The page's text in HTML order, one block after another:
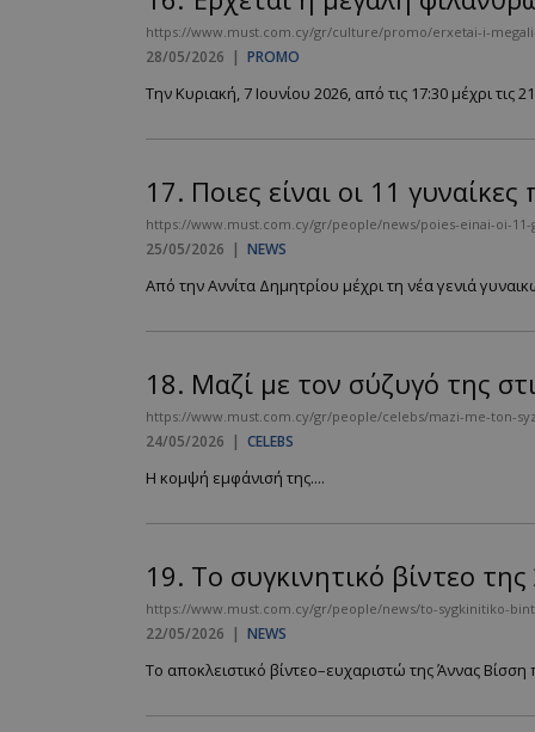
https://www.must.com.cy/gr/culture/promo/erxetai-i-
28/05/2026 | PROMO
Την Κυριακή, 7 Ιουνίου 2026, από τις 17:30 μέχρι
17. Ποιες είναι οι 11
https://www.must.com.cy/gr/people/news/poies-einai-oi-
25/05/2026 | NEWS
Από την Αννίτα Δημητρίου μέχρι τη νέα γενιά
18. Μαζί με τον σύζυγό της
https://www.must.com.cy/gr/people/celebs/mazi-me-ton-
24/05/2026 | CELEBS
Η κομψή εμφάνισή της....
19. Το συγκινητικό βίντεο
https://www.must.com.cy/gr/people/news/to-sygkinitiko-
22/05/2026 | NEWS
Το αποκλειστικό βίντεο–ευχαριστώ της Άννας
PHPSESSID
takeOverCookie
AdSphere-GDPR